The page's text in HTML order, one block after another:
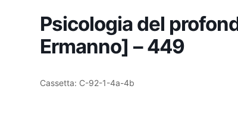
Psicologia del
Ermanno] – 449
Cassetta: C-92-1-4a-4b